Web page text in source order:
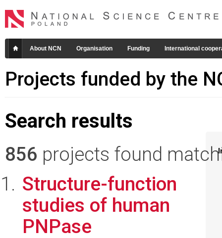
About NCN Organisation Funding International
Projects funded by the
Search results
856 projects found
Structure-function
studies of human
PNPase